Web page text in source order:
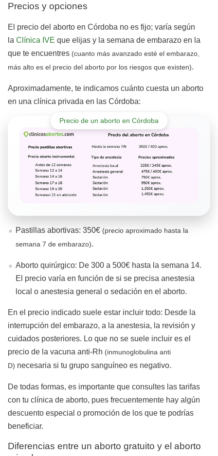
Precios y opciones
El precio del aborto en Córdoba no es fijo; varía según
la Clínica IVE que elijas y la semana de embarazo en la
que te encuentres (cuanto más avanzado esté el embarazo,
más alto es el precio del aborto por los riesgos que existen).
Aproximadamente, te indicamos cuánto cuesta un aborto
en una clínica privada en las Córdoba:
Precio de un aborto en Córdoba
Pastillas abortivas: 350€ (precio aproximado hasta la
semana 7 de embarazo).
Aborto quirúrgico: De 300 a 500€ hasta la semana 14.
El precio varía en función de si se precisa anestesia
local o anestesia general o sedación en el aborto.
En el precio indicado suele estar incluir todo: Desde la
interrupción del embarazo, a la anestesia, la revisión y
cuidados posteriores. Lo que no se suele incluir es el
precio de la vacuna anti-Rh (inmunoglobulina anti
D) necesaria si tu grupo sanguíneo es negativo.
De todas formas, es importante que consultes las tarifas
con tu clínica de aborto, pues frecuentemente hay algún
descuento especial o promoción de los que te podrías
beneficiar.
Diferencias entre un aborto gratuito y el aborto